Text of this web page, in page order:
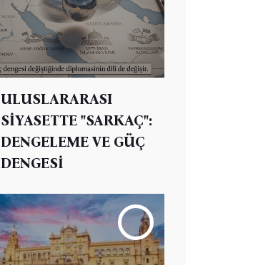
ULUSLARARASI
SİYASETTE "SARKAÇ":
DENGELEME VE GÜÇ
DENGESİ